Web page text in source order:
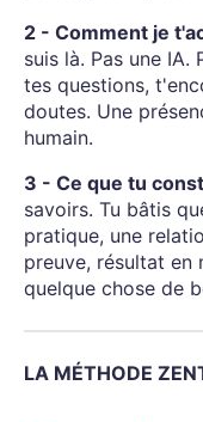
2 - Comment je
suis là. Pas une
tes questions,
doutes. Une
humain.
3 - Ce que tu
savoirs. Tu bâtis
pratique, une
preuve, résultat en
quelque chose de
LA MÉTHODE